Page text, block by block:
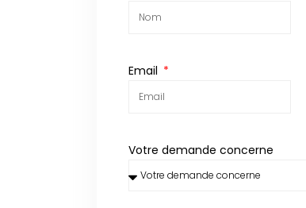
Email
Votre demande concerne